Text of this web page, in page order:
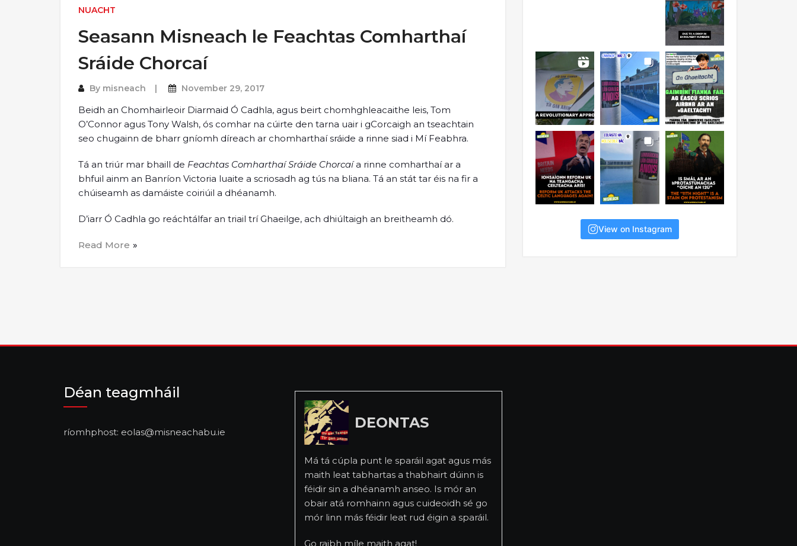
NUACHT
Seasann Misneach le Feachtas Comharthaí
Sráide Chorcaí
By misneach November 29, 2017
Beidh an Chomhairleoir Diarmaid Ó Cadhla, agus beirt chomhghleacaithe leis, Tom
O’Connor agus Tony Walsh, ós comhar na cúirte den tarna uair i gCorcaigh an tseachtain
seo chugainn de bharr gníomh díreach ar chomharthaí sráide a rinne siad i Mí Feabhra.
Tá an triúr mar bhaill de Feachtas Comharthaí Sráide Chorcaía rinne comharthaí ar a
bhfuil ainm an Banríon Victoria luaite a scriosadh ag tús na bliana. Tá an stát tar éis na fir a
chúiseamh as damáiste coiriúil a dhéanamh.
D’iarr Ó Cadhla go reáchtálfar an triail trí Ghaeilge, ach dhiúltaigh an breitheamh dó.
Read More
View on Instagram
Déan teagmháil
ríomhphost: eolas@misneachabu.ie
DEONTAS
Má tá cúpla punt le sparáil agat agus más
maith leat tabhartas a thabhairt dúinn is
féidir sin a dhéanamh anseo. Is mór an
obair atá romhainn agus cuideoidh sé go
mór linn más féidir leat rud éigin a sparáil.
Go raibh míle maith agat!